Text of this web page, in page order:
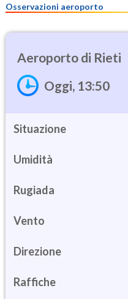
Osservazioni aeroporto
Rieti
Oggi, 13:50
Situazione
Umidità
Vento
Direzione
Raffiche